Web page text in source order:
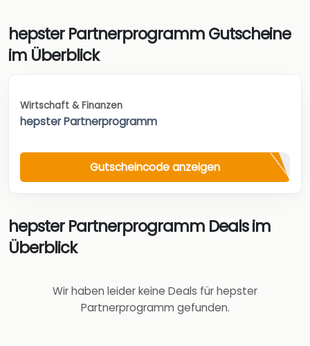
hepster Partnerprogramm Gutscheine
im Überblick
Wirtschaft & Finanzen
hepster Partnerprogramm
Gutscheincode anzeigen
hepster Partnerprogramm Deals im
Überblick
Wir haben leider keine Deals für hepster
Partnerprogramm gefunden.